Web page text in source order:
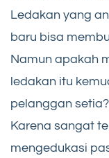
Ledakan yang
baru bisa
Namun apakah
ledakan itu
pelanggan
Karena sangat
mengedukasi